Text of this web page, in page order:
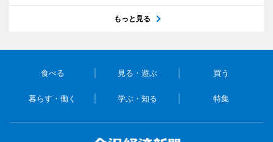
もっと見る
食べる 見る・遊ぶ 買う
暮らす・働く 学ぶ・知る 特集